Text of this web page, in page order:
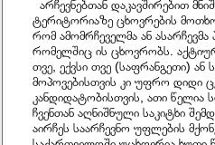
არჩევნებთან დაკავშირებით
ტერიტორიაზე ცხოვრების
რომ ამომრჩეველმა ან
რომელშიც ის ცხოვრობს.
თვე, ექვსი თვე (საფრანგეთი)
მოპოვებისთვის კი უფრო დიდი
კანდიდატობისთვის, ათი წელია
ჩვენთან აღნიშნული საკიტხი
აირჩეს საარჩევნო უფლების